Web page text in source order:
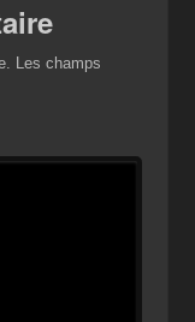
Les champs